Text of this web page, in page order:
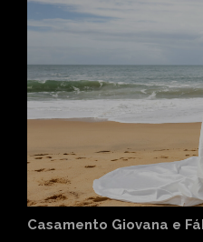
Casamento Giovana e